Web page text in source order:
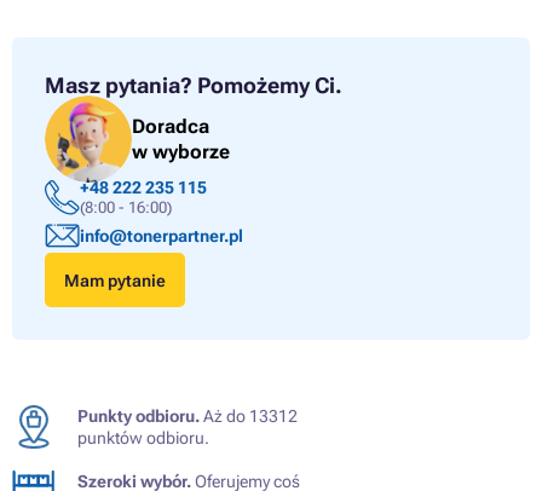
Masz pytania? Pomożemy Ci.
Doradca
w wyborze
+48 222 235 115
(8:00 - 16:00)
info@tonerpartner.pl
Mam pytanie
Punkty odbioru.Aż do 13312
punktów odbioru.
Szeroki wybór.Oferujemy coś